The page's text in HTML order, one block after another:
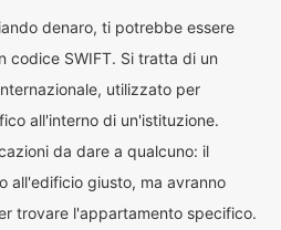
denaro, ti potrebbe essere
codice SWIFT. Si tratta di un
utilizzato per
all'interno di un'istituzione.
da dare a qualcuno: il
all'edificio giusto, ma avranno
trovare l'appartamento specifico.